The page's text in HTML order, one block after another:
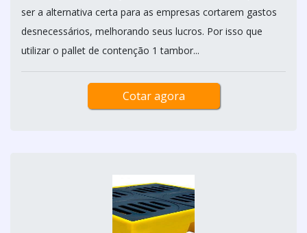
ser a alternativa certa para as empresas cortarem gastos
desnecessários, melhorando seus lucros. Por isso que
utilizar o pallet de contenção 1 tambor...
Cotar agora